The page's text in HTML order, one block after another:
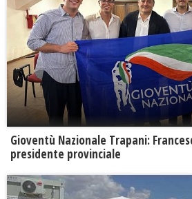
Gioventù Nazionale Trapani:
presidente provinciale